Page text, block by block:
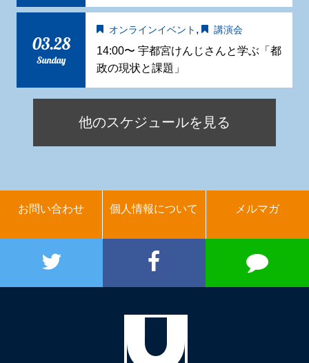
03.28
Sunday
オンラインイベント , 講演会
14:00〜 宇都宮けんじさんと学ぶ「都
政の現状と課題」
他のスケジュールを見る
お問い合わせ 個人情報について メルマガ